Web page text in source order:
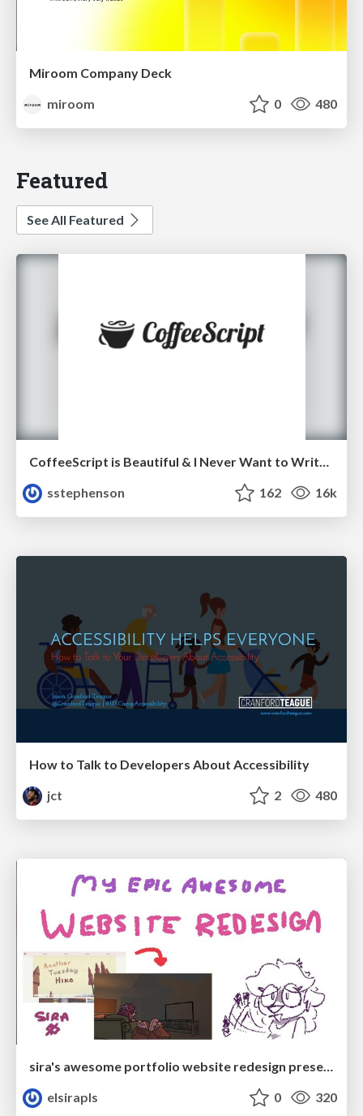
Miroom Company Deck
miroom
0 480
Featured
See All Featured
CoffeeScript is Beautiful & I Never Want to Write Plain JavaScript Again
sstephenson
162 16k
How to Talk to Developers About Accessibility
jct
2 480
sira's awesome portfolio website redesign presentation
elsirapls
0 320